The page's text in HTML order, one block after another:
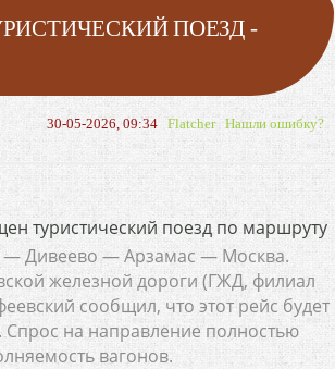
ПОЕЗД -
30-05-2026, 09:34 Flatcher Нашли ошибку?
туристический поезд по маршруту
Дивеево — Арзамас — Москва.
железной дороги (ГЖД, филиал
сообщил, что этот рейс будет
на направление полностью
вагонов.